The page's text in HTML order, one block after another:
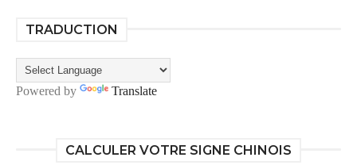
TRADUCTION
Powered by Translate
CALCULER VOTRE SIGNE CHINOIS